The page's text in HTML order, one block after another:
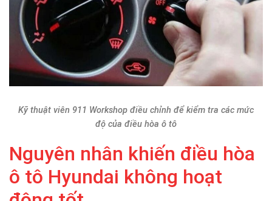
Kỹ thuật viên 911 Workshop điều chỉnh để kiểm tra các mức
độ của điều hòa ô tô
Nguyên nhân khiến điều hòa
ô tô Hyundai không hoạt